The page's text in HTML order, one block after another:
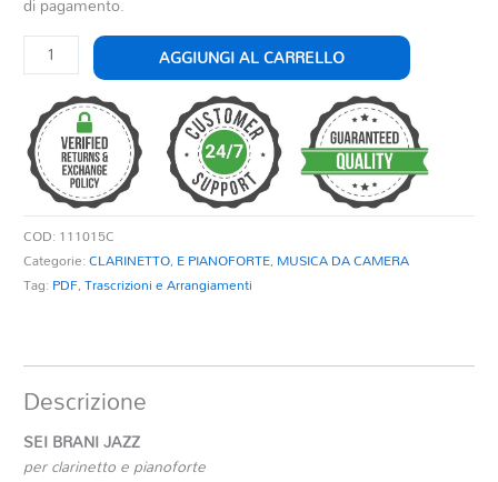
SEI
BRANI
JAZZ
quantità
AGGIUNGI AL CARRELLO
COD: 111015C
Categorie:CLARINETTO, E PIANOFORTE, MUSICA DA CAMERA
Tag: PDF,Trascrizioni e Arrangiamenti
Descrizione
SEI BRANI JAZZ
per clarinetto e pianoforte